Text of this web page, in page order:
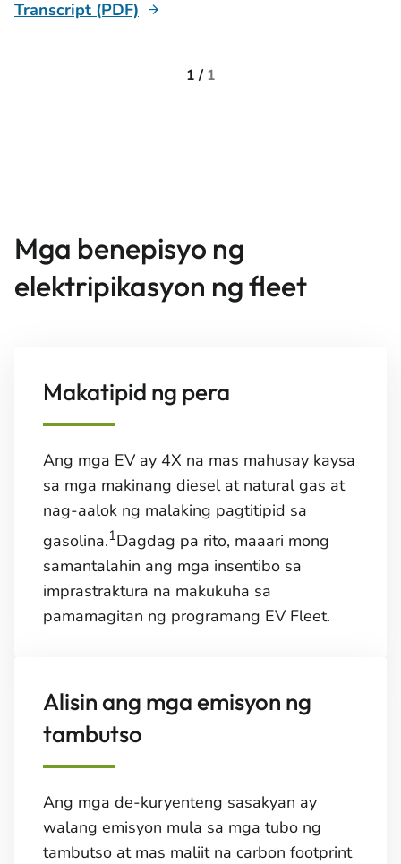
Transcript (PDF)
1 / 1
Mga benepisyo ng
elektripikasyon ng fleet
Makatipid ng pera
Ang mga EV ay 4X na mas mahusay kaysa
sa mga makinang diesel at natural gas at
nag-aalok ng malaking pagtitipid sa
gasolina.1Dagdag pa rito, maaari mong
samantalahin ang mga insentibo sa
imprastraktura na makukuha sa
pamamagitan ng programang EV Fleet.
Alisin ang mga emisyon ng
tambutso
Ang mga de-kuryenteng sasakyan ay
walang emisyon mula sa mga tubo ng
tambutso at mas maliit na carbon footprint